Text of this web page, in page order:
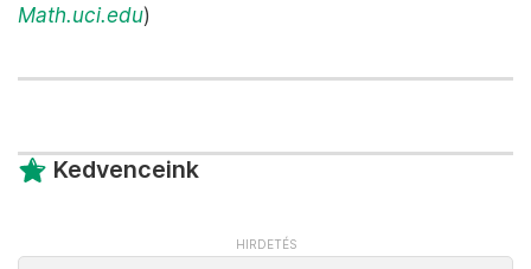
Math.uci.edu)
Kedvenceink